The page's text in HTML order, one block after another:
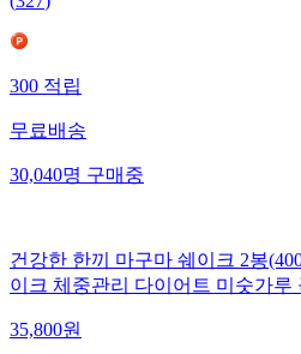
(327)
300적립
무료배송
30,040명구매중
건강한 한끼 마구마 쉐이크 2봉
이크 체중관리 다이어트 미숫가루
35,800원